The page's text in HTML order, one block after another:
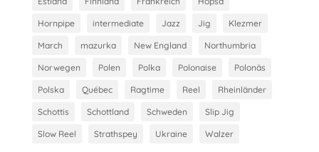
Hornpipe intermediate Jazz Jig Klezmer
March mazurka New England Northumbria
Norwegen Polen Polka Polonaise Polonäs
Polska Québec Ragtime Reel Rheinländer
Schottis Schottland Schweden Slip Jig
Slow Reel Strathspey Ukraine Walzer